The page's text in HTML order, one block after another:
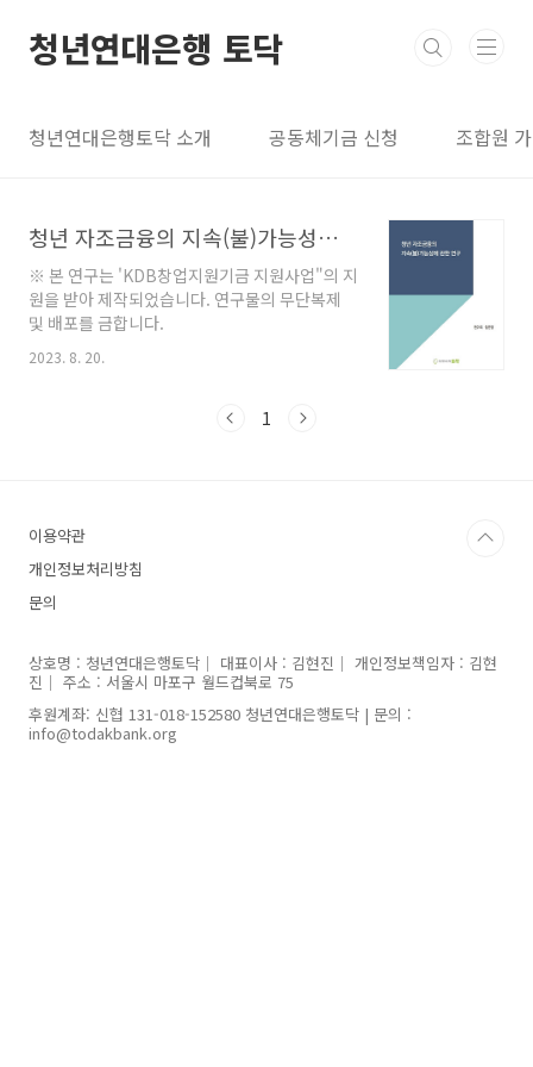
청년연대은행 토닥
청년연대은행토닥 소개 공동체기금 신청 조합원
청년 자조금융의 지속(불)가능성에 관한 연구(2020)
※ 본 연구는 'KDB창업지원기금 지원사업"의 지
원을 받아 제작되었습니다. 연구물의 무단복제
및 배포를 금합니다.
2023. 8. 20.
1
이용약관
개인정보처리방침
문의
상호명 : 청년연대은행토닥｜ 대표이사 : 김현진｜ 개인정보책임자 : 김현
진｜ 주소 : 서울시 마포구 월드컵북로 75
후원계좌: 신협 131-018-152580 청년연대은행토닥 | 문의 :
info@todakbank.org